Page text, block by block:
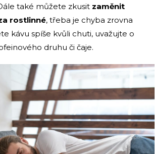
také můžete zkusit zaměnit
rostlinné, třeba je chyba zrovna
kávu spíše kvůli chuti, uvažujte o
druhu či čaje.